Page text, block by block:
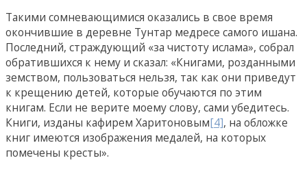
Такими сомневающимися оказались в свое время
окончившие в деревне Тунтар медресе самого ишана.
Последний, страждующий «за чистоту ислама», собрал
обратившихся к нему и сказал: «Книгами, розданными
земством, пользоваться нельзя, так как они приведут
к крещению детей, которые обучаются по этим
книгам. Если не верите моему слову, сами убедитесь.
Книги, изданы кафирем Харитоновым[4], на обложке
книг имеются изображения медалей, на которых
помечены кресты».